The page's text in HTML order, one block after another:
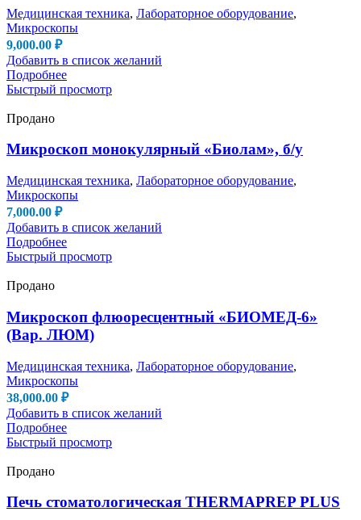
Медицинская техника, Лабораторное оборудование,
Микроскопы
9,000.00 ₽
Добавить в список желаний
Подробнее
Быстрый просмотр
Продано
Микроскоп монокулярный «Биолам», б/у
Медицинская техника, Лабораторное оборудование,
Микроскопы
7,000.00 ₽
Добавить в список желаний
Подробнее
Быстрый просмотр
Продано
Микроскоп флюоресцентный «БИОМЕД-6»
(Вар. ЛЮМ)
Медицинская техника, Лабораторное оборудование,
Микроскопы
38,000.00 ₽
Добавить в список желаний
Подробнее
Быстрый просмотр
Продано
Печь стоматологическая THERMAPREP PLUS